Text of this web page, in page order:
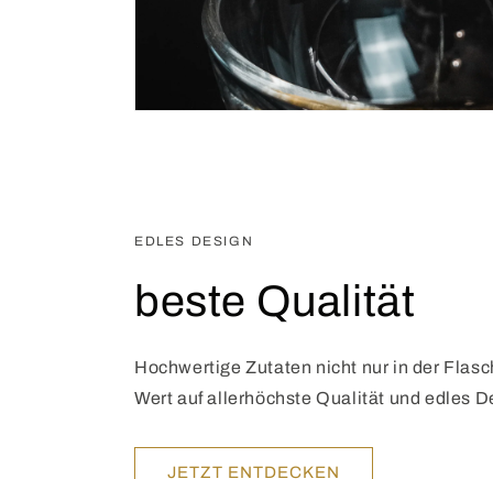
EDLES DESIGN
beste Qualität
Hochwertige Zutaten nicht nur in der
Wert auf allerhöchste Qualität und edles
JETZT ENTDECKEN